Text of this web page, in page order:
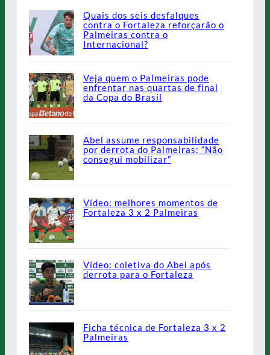
Quais dos seis desfalques
contra o Fortaleza reforçarão o
Palmeiras contra o
Internacional?
Veja quem o Palmeiras pode
enfrentar nas quartas de final
da Copa do Brasil
Abel assume responsabilidade
por derrota do Palmeiras: “Não
consegui mobilizar”
Vídeo: melhores momentos de
Fortaleza 3 x 2 Palmeiras
Vídeo: coletiva do Abel após
derrota para o Fortaleza
Ficha técnica de Fortaleza 3 x 2
Palmeiras